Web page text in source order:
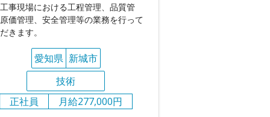
事現場における工程管理、品質管
価管理、安全管理等の業務を行って
きます。
愛知県 新城市
技術
正社員
月給277,000円